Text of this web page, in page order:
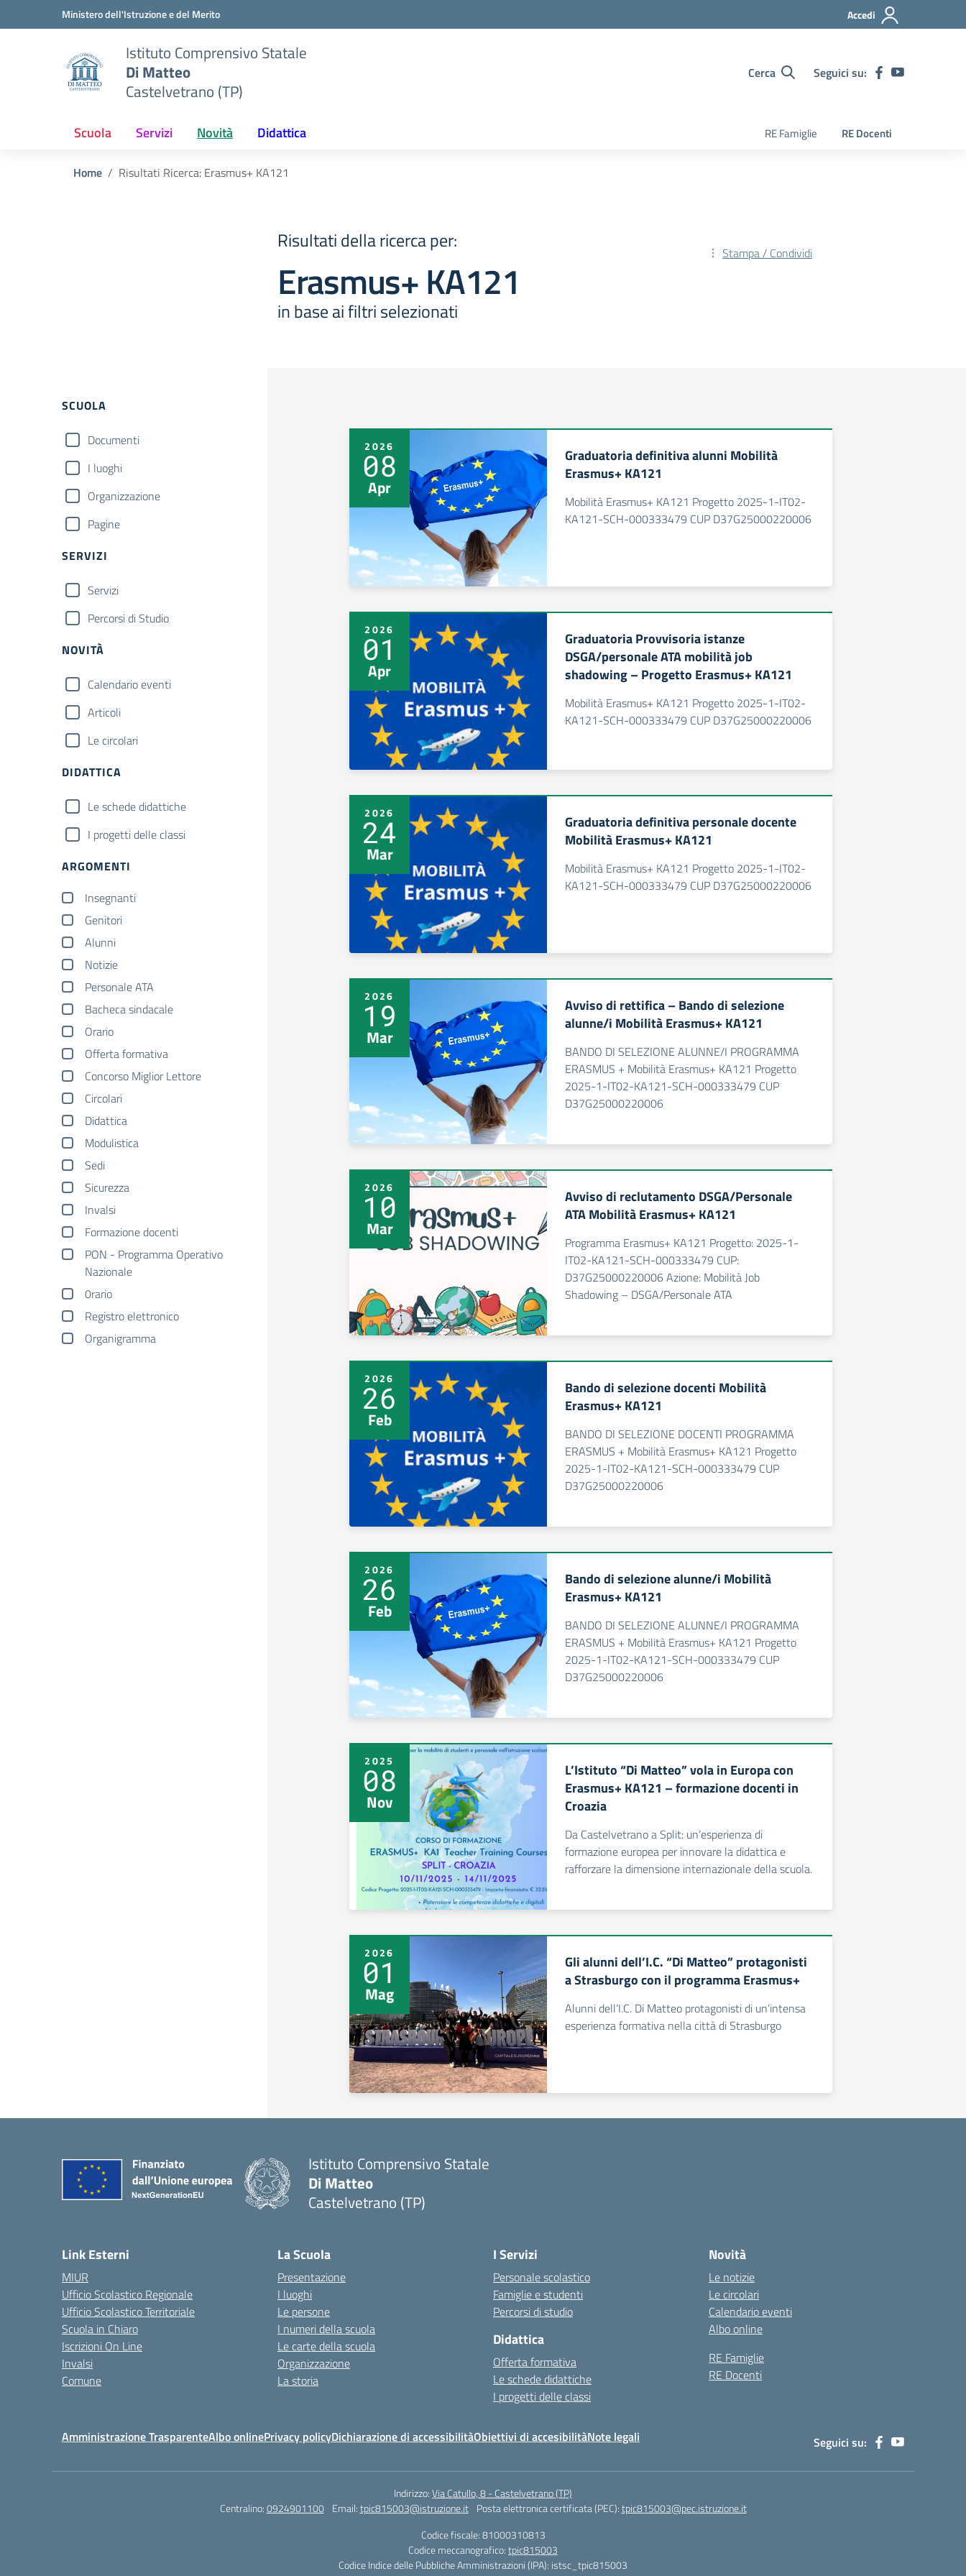
Vai ai contenuti
Vai al menu di navigazioneMinistero dell'Istruzione e del Merito Accedi
Istituto Comprensivo Statale
Di Matteo
Castelvetrano (TP)
Cerca Seguici su:
Scuola Servizi Novità Didattica RE Famiglie RE Docenti
Home Risultati Ricerca: Erasmus+ KA121
Risultati della ricerca per:
Erasmus+ KA121
in base ai filtri selezionati
Stampa / Condividi
SCUOLA
Documenti
I luoghi
Organizzazione
Pagine
SERVIZI
Servizi
Percorsi di Studio
NOVITÀ
Calendario eventi
Articoli
Le circolari
DIDATTICA
Le schede didattiche
I progetti delle classi
ARGOMENTI
Insegnanti
Genitori
Alunni
Notizie
Personale ATA
Bacheca sindacale
Orario
Offerta formativa
Concorso Miglior Lettore
Circolari
Didattica
Modulistica
Sedi
Sicurezza
Invalsi
Formazione docenti
PON - Programma Operativo
Nazionale
0rario
Registro elettronico
Organigramma
Risultati di ricerca
2026
08
Apr
Graduatoria definitiva alunni Mobilità
Erasmus+ KA121
Mobilità Erasmus+ KA121 Progetto 2025-1-IT02-
KA121-SCH-000333479 CUP D37G25000220006
2026
01
Apr
Graduatoria Provvisoria istanze
DSGA/personale ATA mobilità job
shadowing – Progetto Erasmus+ KA121
Mobilità Erasmus+ KA121 Progetto 2025-1-IT02-
KA121-SCH-000333479 CUP D37G25000220006
2026
24
Mar
Graduatoria definitiva personale docente
Mobilità Erasmus+ KA121
Mobilità Erasmus+ KA121 Progetto 2025-1-IT02-
KA121-SCH-000333479 CUP D37G25000220006
2026
19
Mar
Avviso di rettifica – Bando di selezione
alunne/i Mobilità Erasmus+ KA121
BANDO DI SELEZIONE ALUNNE/I PROGRAMMA
ERASMUS + Mobilità Erasmus+ KA121 Progetto
2025-1-IT02-KA121-SCH-000333479 CUP
D37G25000220006
2026
10
Mar
Avviso di reclutamento DSGA/Personale
ATA Mobilità Erasmus+ KA121
Programma Erasmus+ KA121 Progetto: 2025-1-
IT02-KA121-SCH-000333479 CUP:
D37G25000220006 Azione: Mobilità Job
Shadowing – DSGA/Personale ATA
2026
26
Feb
Bando di selezione docenti Mobilità
Erasmus+ KA121
BANDO DI SELEZIONE DOCENTI PROGRAMMA
ERASMUS + Mobilità Erasmus+ KA121 Progetto
2025-1-IT02-KA121-SCH-000333479 CUP
D37G25000220006
2026
26
Feb
Bando di selezione alunne/i Mobilità
Erasmus+ KA121
BANDO DI SELEZIONE ALUNNE/I PROGRAMMA
ERASMUS + Mobilità Erasmus+ KA121 Progetto
2025-1-IT02-KA121-SCH-000333479 CUP
D37G25000220006
2025
08
Nov
L’Istituto “Di Matteo” vola in Europa con
Erasmus+ KA121 – formazione docenti in
Croazia
Da Castelvetrano a Split: un’esperienza di
formazione europea per innovare la didattica e
rafforzare la dimensione internazionale della scuola.
2026
01
Mag
Gli alunni dell’I.C. “Di Matteo” protagonisti
a Strasburgo con il programma Erasmus+
Alunni dell’I.C. Di Matteo protagonisti di un’intensa
esperienza formativa nella città di Strasburgo
Istituto Comprensivo Statale
Di Matteo
Castelvetrano (TP)
Link Esterni
MIUR
Ufficio Scolastico Regionale
Ufficio Scolastico Territoriale
Scuola in Chiaro
Iscrizioni On Line
Invalsi
Comune
La Scuola
Presentazione
I luoghi
Le persone
I numeri della scuola
Le carte della scuola
Organizzazione
La storia
I Servizi
Personale scolastico
Famiglie e studenti
Percorsi di studio
Didattica
Offerta formativa
Le schede didattiche
I progetti delle classi
Novità
Le notizie
Le circolari
Calendario eventi
Albo online
RE Famiglie
RE Docenti
Amministrazione TrasparenteAlbo onlinePrivacy policyDichiarazione di accessibilitàObiettivi di accesibilitàNote legali Seguici su:
Indirizzo:Via Catullo, 8 - Castelvetrano (TP)
Centralino:0924901100 Email:tpic815003@istruzione.it Posta elettronica certificata (PEC):tpic815003@pec.istruzione.it
Codice fiscale: 81000310813
Codice meccanografico:tpic815003
Codice Indice delle Pubbliche Amministrazioni (IPA): istsc_tpic815003